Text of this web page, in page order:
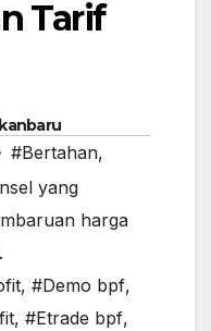
Tarif
#Bertahan,
yang
harga
, #Demo bpf,
, #Etrade bpf,